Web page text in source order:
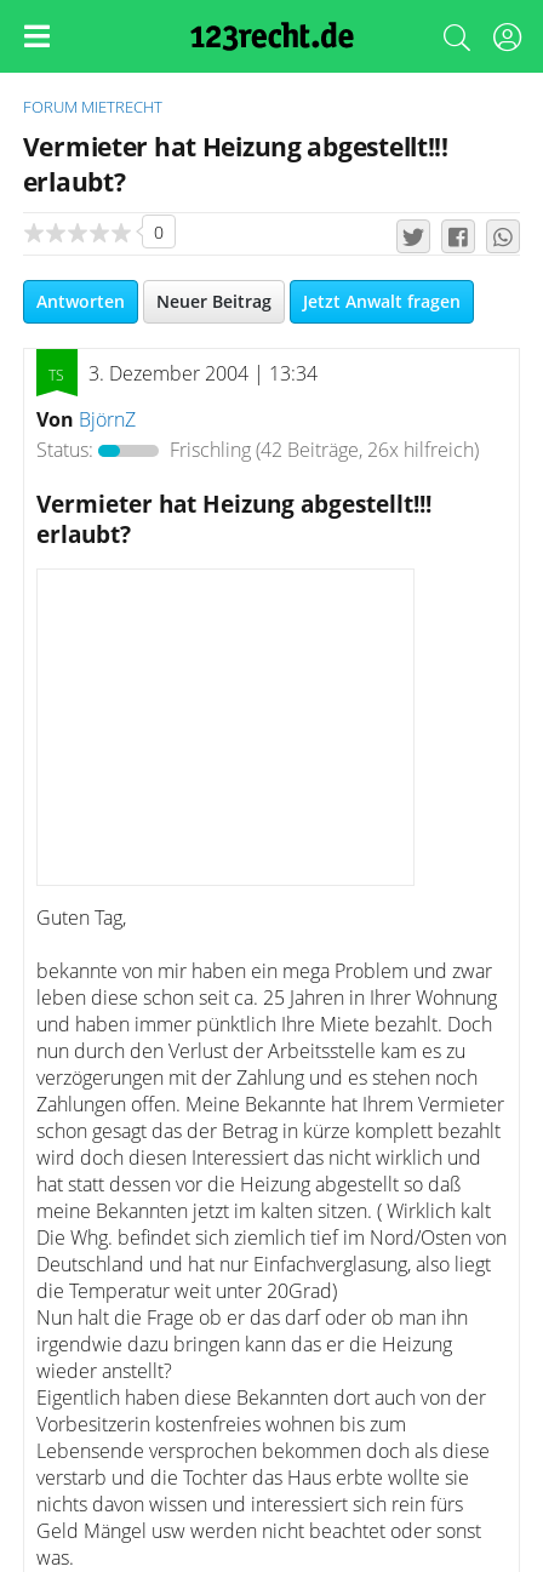
FORUM MIETRECHT
Vermieter hat Heizung abgestellt!!!
erlaubt?
0
Antworten Neuer Beitrag Jetzt Anwalt fragen
3. Dezember 2004 | 13:34
Von BjörnZ
Status:
Frischling(42 Beiträge, 26x hilfreich)
Vermieter hat Heizung abgestellt!!!
erlaubt?
Guten Tag,
bekannte von mir haben ein mega Problem und zwar
leben diese schon seit ca. 25 Jahren in Ihrer Wohnung
und haben immer pünktlich Ihre Miete bezahlt. Doch
nun durch den Verlust der Arbeitsstelle kam es zu
verzögerungen mit der Zahlung und es stehen noch
Zahlungen offen. Meine Bekannte hat Ihrem Vermieter
schon gesagt das der Betrag in kürze komplett bezahlt
wird doch diesen Interessiert das nicht wirklich und
hat statt dessen vor die Heizung abgestellt so daß
meine Bekannten jetzt im kalten sitzen. ( Wirklich kalt
Die Whg. befindet sich ziemlich tief im Nord/Osten von
Deutschland und hat nur Einfachverglasung, also liegt
die Temperatur weit unter 20Grad)
Nun halt die Frage ob er das darf oder ob man ihn
irgendwie dazu bringen kann das er die Heizung
wieder anstellt?
Eigentlich haben diese Bekannten dort auch von der
Vorbesitzerin kostenfreies wohnen bis zum
Lebensende versprochen bekommen doch als diese
verstarb und die Tochter das Haus erbte wollte sie
nichts davon wissen und interessiert sich rein fürs
Geld Mängel usw werden nicht beachtet oder sonst
was.